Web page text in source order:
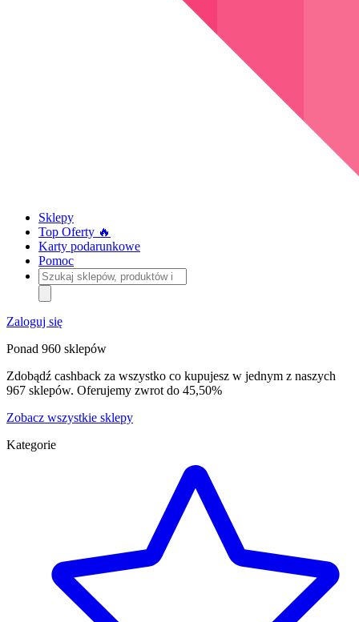
Sklepy
Top Oferty 🔥
Karty podarunkowe
Pomoc
Szukaj
sklepów,
produktów
i
kategorii
Zaloguj się
Ponad 960 sklepów
Zdobądź cashback za wszystko co kupujesz w jednym z naszych
967 sklepów. Oferujemy zwrot do 45,50%
Zobacz wszystkie sklepy
Kategorie